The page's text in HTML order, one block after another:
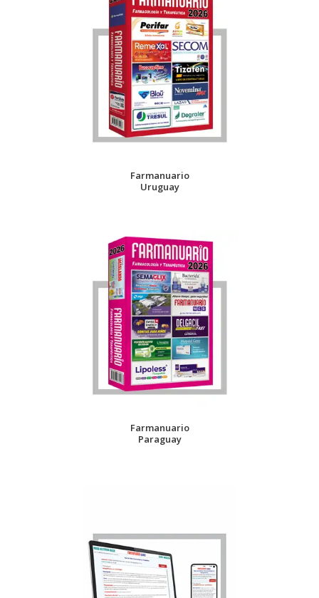
Farmanuario
Uruguay
Farmanuario
Paraguay